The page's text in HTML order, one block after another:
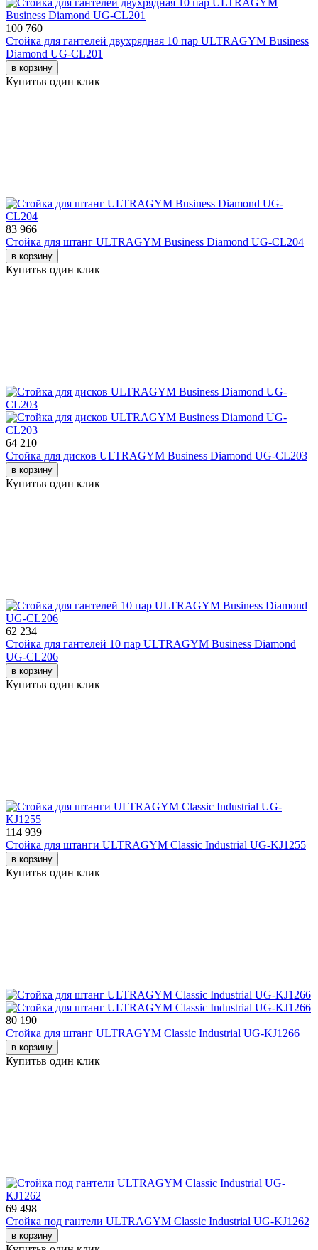
100 760
Стойка для гантелей двухрядная 10 пар ULTRAGYM Business
Diamond UG-CL201
в корзину
Купитьв один клик
83 966
Стойка для штанг ULTRAGYM Business Diamond UG-CL204
в корзину
Купитьв один клик
64 210
Стойка для дисков ULTRAGYM Business Diamond UG-CL203
в корзину
Купитьв один клик
62 234
Стойка для гантелей 10 пар ULTRAGYM Business Diamond
UG-CL206
в корзину
Купитьв один клик
114 939
Стойка для штанги ULTRAGYM Classic Industrial UG-KJ1255
в корзину
Купитьв один клик
80 190
Стойка для штанг ULTRAGYM Classic Industrial UG-KJ1266
в корзину
Купитьв один клик
69 498
Стойка под гантели ULTRAGYM Classic Industrial UG-KJ1262
в корзину